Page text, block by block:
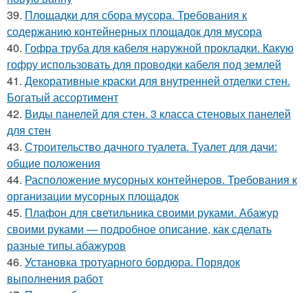
39. Площадки для сбора мусора. Требования к
содержанию контейнерных площадок для мусора
40. Гофра труба для кабеля наружной прокладки. Какую
гофру использовать для проводки кабеля под землей
41. Декоративные краски для внутренней отделки стен.
Богатый ассортимент
42. Виды панелей для стен. 3 класса стеновых панелей
для стен
43. Строительство дачного туалета. Туалет для дачи:
общие положения
44. Расположение мусорных контейнеров. Требования к
организации мусорных площадок
45. Плафон для светильника своими руками. Абажур
своими руками — подробное описание, как сделать
разные типы абажуров
46. Установка тротуарного бордюра. Порядок
выполнения работ